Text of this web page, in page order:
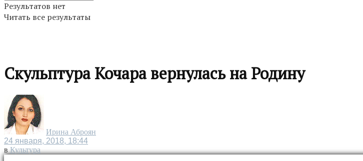
Результатов нет
Читать все результаты
Скульптура Кочара вернулась на Родину
Ирина Аброян
24 января, 2018, 18:44
в Культура